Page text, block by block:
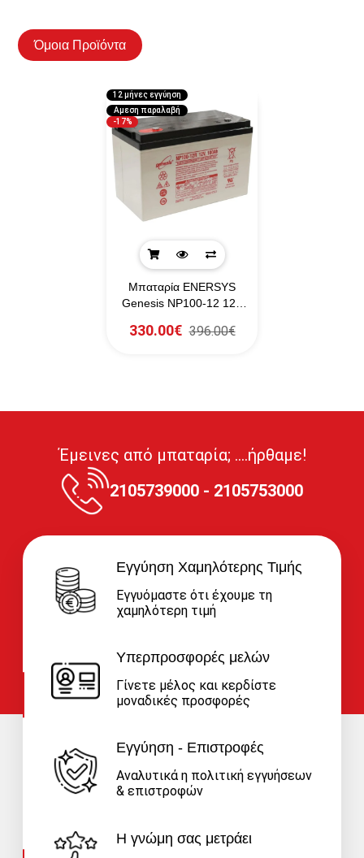
Όμοια Προϊόντα
-17%
12 μήνες εγγύηση
Αμεση παραλαβή
Μπαταρία ENERSYS
Genesis NP100-12 12V
330.00€ 396.00€
Έμεινες από μπαταρία; ....ήρθαμε!
2105739000 - 2105753000
Εγγύηση Χαμηλότερης Τιμής
Εγγυόμαστε ότι έχουμε τη
χαμηλότερη τιμή
Υπερπροσφορές μελών
Γίνετε μέλος και κερδίστε
μοναδικές προσφορές
Εγγύηση - Επιστροφές
Αναλυτικά η πολιτική εγγυήσεων
& επιστροφών
Η γνώμη σας μετράει